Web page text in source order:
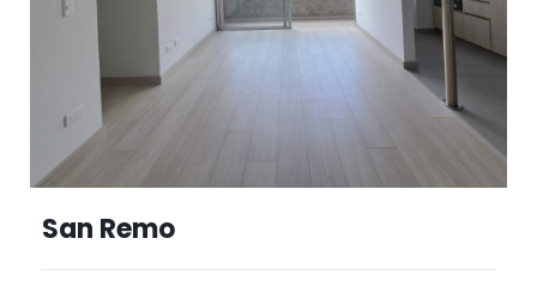
San Remo